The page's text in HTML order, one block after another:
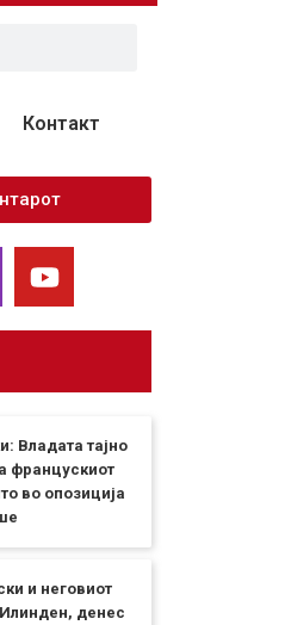
Контакт
Владата тајно
францускиот
во опозиција
и неговиот
Илинден, денес